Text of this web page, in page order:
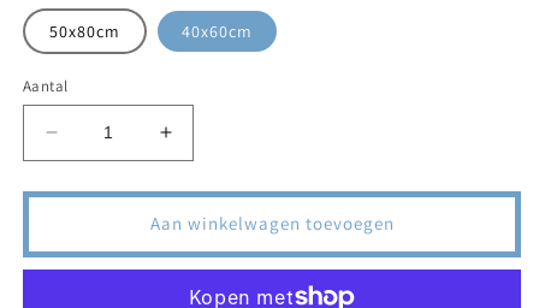
50x80cm 40x60cm
Aantal
Aantal
verlagen
voor
Superzachte
Absorberende
Aantal
verhogen
voor
Superzachte
Absorberende
mat
Aan winkelwagen toevoegen